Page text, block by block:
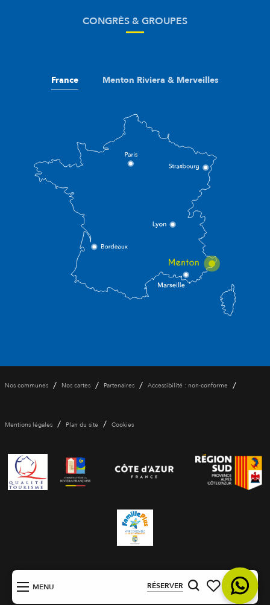
MENU RÉSERVER
Recherche
FR
CONGRÈS & GROUPES
France Menton Riviera & Merveilles
Nos communes / Nos cartes / Partenaires / Accessibilité : non-conforme /
Mentions légales / Plan du site / Cookies